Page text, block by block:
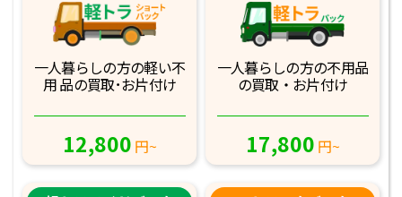
一人暮らしの方の軽い不
用 品の買取･お片付け
12,800 円~
一人暮らしの方の不用品
の買取・お片付け
17,800 円~